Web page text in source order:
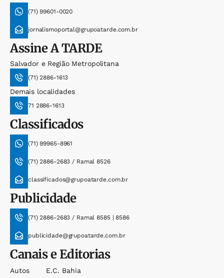
(71) 99601-0020
jornalismoportal@grupoatarde.com.br
AssineA TARDE
Salvador e Região Metropolitana
(71) 2886-1613
Demais localidades
71 2886-1613
Classificados
(71) 99965-8961
(71) 2886-2683 / Ramal 8526
classificados@grupoatarde.com.br
Publicidade
(71) 2886-2683 / Ramal 8585 | 8586
publicidade@grupoatarde.com.br
Canais e Editorias
Autos
E.c. Bahia